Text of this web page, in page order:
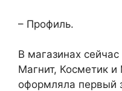
– Профиль.
В магазинах
Магнит, Косметик
оформляла первый